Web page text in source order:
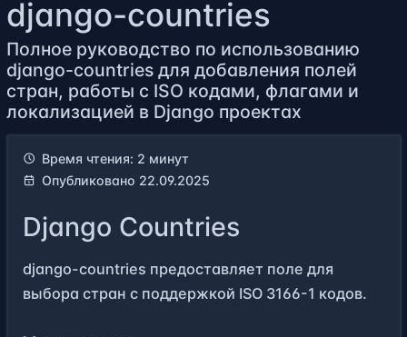
django-countries
Полное руководство по использованию
django-countries для добавления полей
стран, работы с ISO кодами, флагами и
локализацией в Django проектах
Время чтения: 2 минут
Опубликовано 22.09.2025
Django Countries
django-countries предоставляет поле для
выбора стран с поддержкой ISO 3166-1 кодов.